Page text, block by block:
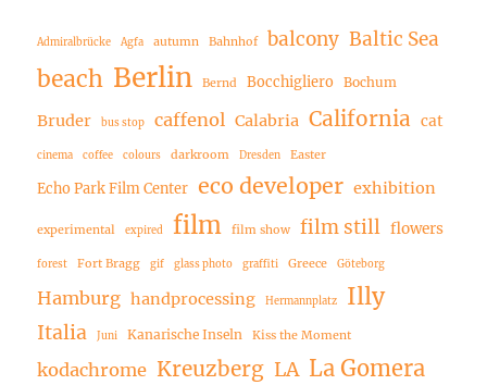
Admiralbrücke Agfa autumn Bahnhof balcony Baltic Sea
beach Berlin Bernd Bocchigliero Bochum
Bruder bus stop caffenol Calabria California cat
cinema coffee colours darkroom Dresden Easter
Echo Park Film Center eco developer exhibition
experimental expired film film show film still flowers
forest Fort Bragg gif glass photo graffiti Greece Göteborg
Hamburg handprocessing Hermannplatz Illy
Italia Juni Kanarische Inseln Kiss the Moment
kodachrome Kreuzberg LA La Gomera